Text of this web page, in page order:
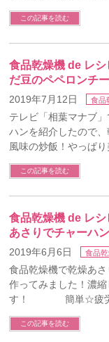
この記事を読む
食品乾燥機 de レ
だ豆のペペロンチ
2019年7月12日 食品
テレビ「相葉マナブ
ハンを紹介したので
風味の炒飯！やっ
この記事を読む
食品乾燥機 de レ
あさりでチャーハン
2019年6月6日 食品
食品乾燥機で乾燥あ
作ってみました！濃
す！ 簡単☆疲
この記事を読む